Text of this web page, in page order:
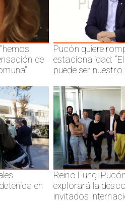
de
Pucón quiere
estacionalidad:
puede ser nuestro
en
Reino Fungi
explorará la
invitados